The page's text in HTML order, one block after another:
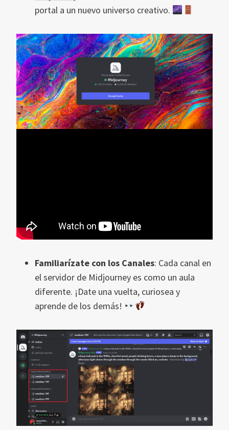
portal a un nuevo universo creativo.
Familiarízate con los Canales: Cada canal en
el servidor de Midjourney es como un aula
diferente. ¡Date una vuelta, curiosea y
aprende de los demás!